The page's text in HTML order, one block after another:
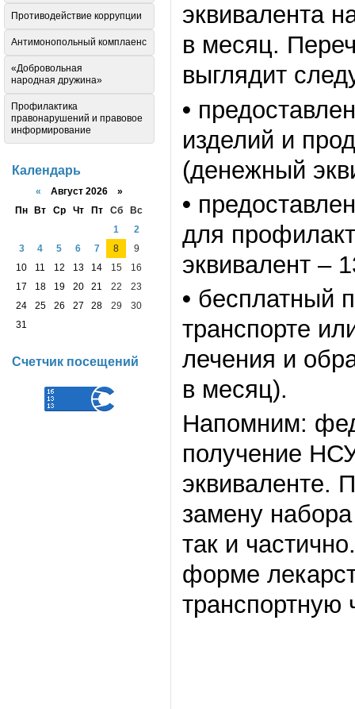
эквивалента
в месяц.
выглядит
•
изделий и
(денежный
•
для
эквивалент –
• бесплатный
транспорте
лечения и
в месяц).
Напомним:
получение
эквиваленте.
замену
так и
форме
транспортную
Противодействие коррупции
Антимонопольный комплаенс
«Добровольная
народная дружина»
Профилактика
правонарушений и правовое
информирование
Календарь
« Август 2026 »
Пн
Вт Ср Чт Пт Сб
Вс
1
2
3
4 5 6 7 8
9
10
11 12 13 14 15
16
17
18 19 20 21 22
23
24
25 26 27 28 29
30
31
Счетчик посещений